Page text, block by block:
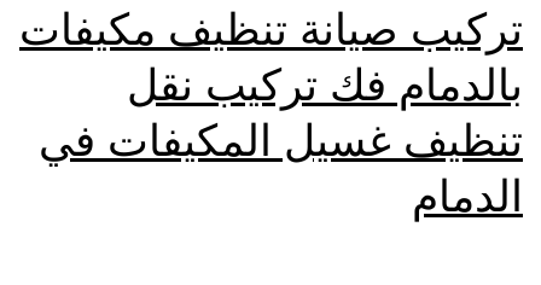
تركيب صيانة تنظيف مكيفات
بالدمام فك تركيب نقل
تنظيف غسيل المكيفات في
الدمام